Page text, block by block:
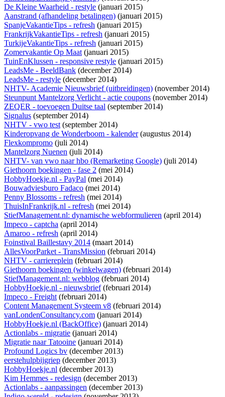
De Kleine Waarheid - restyle (januari 2015)
Aanstrand (afhandeling betalingen) (januari 2015)
SpanjeVakantieTips - refresh (januari 2015)
FrankrijkVakantieTips - refresh (januari 2015)
TurkijeVakantieTips - refresh (januari 2015)
Zomervakantie Op Maat(januari 2015)
TuinEnKlussen - responsive restyle (januari 2015)
LeadsMe - BeeldBank (december 2014)
LeadsMe - restyle (december 2014)
NHTV- Academie Nieuwsbrief (uitbreidingen) (november 2014)
Steunpunt Mantelzorg Verlicht - actie coupons (november 2014)
ZEQER - toevoegen Duitse taal (september 2014)
Signalus (september 2014)
NHTV - vwo test(september 2014)
Kinderopvang de Wonderboom - kalender(augustus 2014)
Flexkompromo (juli 2014)
Mantelzorg Nuenen (juli 2014)
NHTV- van vwo naar hbo (Remarketing Google) (juli 2014)
Giethoorn boekingen - fase 2 (mei 2014)
HobbyHoekje.nl - PayPal (mei 2014)
Bouwadviesburo Fadaco (mei 2014)
Penny Blossoms - refresh (mei 2014)
ThuisInFrankrijk.nl - refresh (mei 2014)
StiefManagement.nl: dynamische webformulieren (april 2014)
Impeco - captcha (april 2014)
Amaroo - refresh (april 2014)
Foinstival Baillestavy 2014 (maart 2014)
AllesVoorParket - TransMission (februari 2014)
NHTV - carriereplein (februari 2014)
Giethoorn boekingen (winkelwagen) (februari 2014)
StiefManagement.nl: webblog (februari 2014)
HobbyHoekje.nl - nieuwsbrief(februari 2014)
Impeco - Freight(februari 2014)
Content Management Systeem v8 (februari 2014)
vanLondenConsultancy.com (januari 2014)
HobbyHoekje.nl (BackOffice) (januari 2014)
Actionlabs - migratie (januari 2014)
Migratie naar Tatooine (januari 2014)
Profound Logics bv (december 2013)
eerstehulpbijgriep (december 2013)
HobbyHoekje.nl (december 2013)
Kim Hemmes - redesign (december 2013)
Actionlabs - aanpassingen (december 2013)